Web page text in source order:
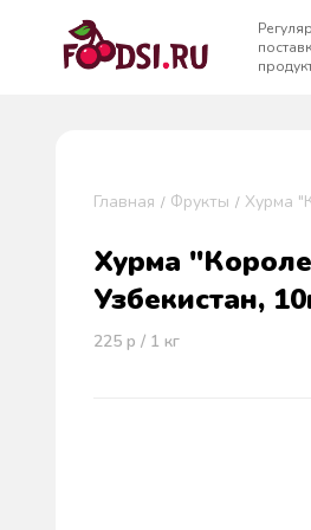
Главная Фрукты Хурма
Хурма
Узбекистан,
225 р / 1 кг